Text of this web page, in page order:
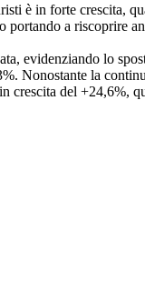
è in forte crescita,
a riscoprire
evidenziando lo
Nonostante la
crescita del +24,6%,